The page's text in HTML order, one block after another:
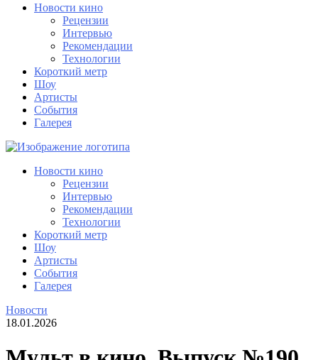
Новости кино
Рецензии
Интервью
Рекомендации
Технологии
Короткий метр
Шоу
Артисты
События
Галерея
Новости кино
Рецензии
Интервью
Рекомендации
Технологии
Короткий метр
Шоу
Артисты
События
Галерея
Новости
18.01.2026